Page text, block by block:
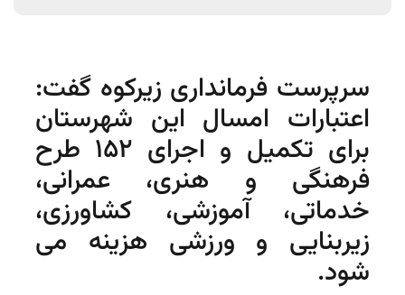
سرپرست فرمانداری زیرکوه گفت:
اعتبارات امسال این شهرستان
برای تکمیل و اجرای 152 طرح
فرهنگی و هنری، عمرانی،
خدماتی، آموزشی، کشاورزی،
زیربنایی و ورزشی هزینه می
شود.